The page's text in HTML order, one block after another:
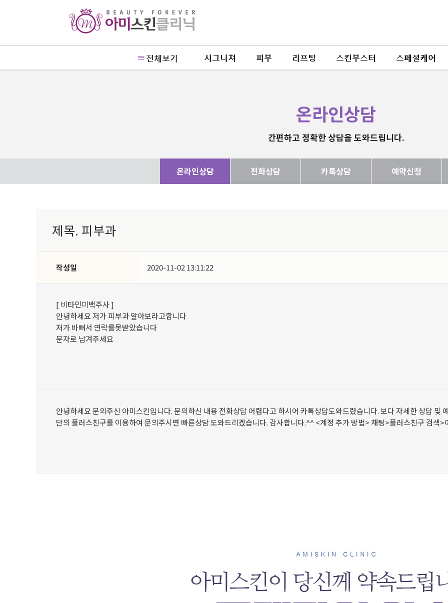
전체보기 시그니쳐 피부 리프팅 스킨부스터 스페셜케어
온라인상담
간편하고 정확한 상담을 도와드립니다.
온라인상담 전화상담 카톡상담 예약신청
제목. 피부과
작성일 2020-11-02 13:11:22
[ 비타민미백주사 ]
안녕하세요 저가 피부과 알아보라고합니다
저가 바뻐서 연락를못받았습니다
문자로 남겨주세요
안녕하세요 문의주신 아미스킨입니다. 문의하신 내용 전화상담 어렵다고 하시어 카톡상담도와드렸습니다. 보다 자세한 상담
단의 플러스친구를 이용하여 문의주시면 빠른상담 도와드리겠습니다. 감사합니다.^^ <계정 추가 방법> 채팅>플러스친구